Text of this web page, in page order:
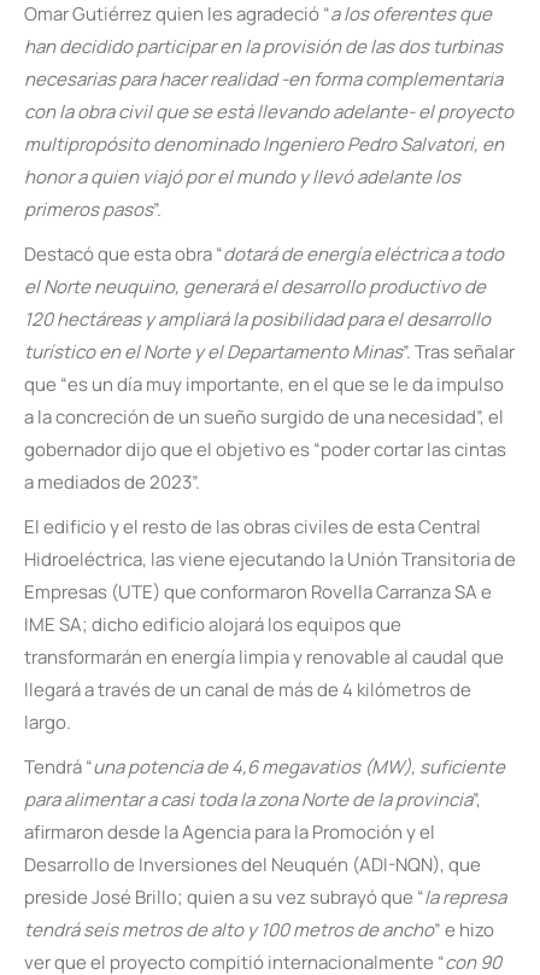
Omar Gutiérrez quien les agradeció “a los oferentes que
han decidido participar en la provisión de las dos turbinas
necesarias para hacer realidad -en forma complementaria
con la obra civil que se está llevando adelante- el proyecto
multipropósito denominado Ingeniero Pedro Salvatori, en
honor a quien viajó por el mundo y llevó adelante los
primeros pasos”.
Destacó que esta obra “dotará de energía eléctrica a todo
el Norte neuquino, generará el desarrollo productivo de
120 hectáreas y ampliará la posibilidad para el desarrollo
turístico en el Norte y el Departamento Minas”. Tras señalar
que “es un día muy importante, en el que se le da impulso
a la concreción de un sueño surgido de una necesidad”, el
gobernador dijo que el objetivo es “poder cortar las cintas
a mediados de 2023”.
El edificio y el resto de las obras civiles de esta Central
Hidroeléctrica, las viene ejecutando la Unión Transitoria de
Empresas (UTE) que conformaron Rovella Carranza SA e
IME SA; dicho edificio alojará los equipos que
transformarán en energía limpia y renovable al caudal que
llegará a través de un canal de más de 4 kilómetros de
largo.
Tendrá “una potencia de 4,6 megavatios (MW), suficiente
para alimentar a casi toda la zona Norte de la provincia”,
afirmaron desde la Agencia para la Promoción y el
Desarrollo de Inversiones del Neuquén (ADI-NQN), que
preside José Brillo; quien a su vez subrayó que “la represa
tendrá seis metros de alto y 100 metros de ancho” e hizo
ver que el proyecto compitió internacionalmente “con 90